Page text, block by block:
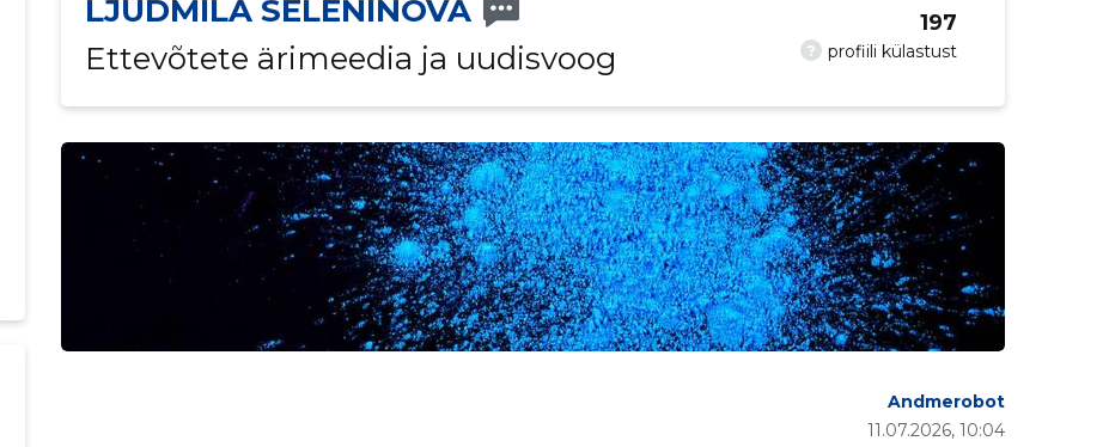
LJUDMILA SELENINOVA
Ettevõtete ärimeedia ja uudisvoog
? profiili külastust
197
11.07.2026, 10:04
Andmerobot